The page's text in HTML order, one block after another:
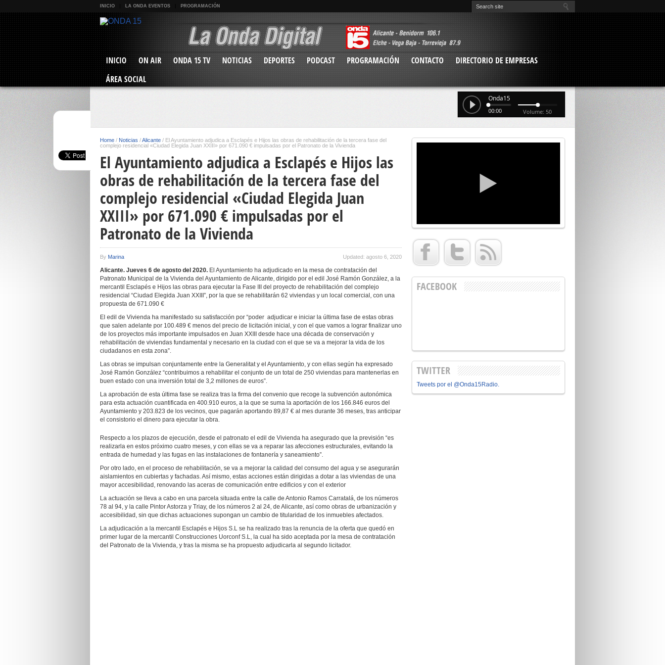
INICIO LA ONDA EVENTOS PROGRAMACIÓN
INICIO ON AIR ONDA 15 TV NOTICIAS DEPORTES PODCAST PROGRAMACIÓN CONTACTO
DIRECTORIO DE EMPRESAS
ÁREA SOCIAL
Onda15
00:00 Volume: 50
Home / Noticias /Alicante / El Ayuntamiento adjudica a Esclapés e Hijos las obras de rehabilitación de la tercera fase del
complejo residencial «Ciudad Elegida Juan XXIII» por 671.090 € impulsadas por el Patronato de la Vivienda
El Ayuntamiento adjudica a Esclapés e Hijos las
obras de rehabilitación de la tercera fase del
complejo residencial «Ciudad Elegida Juan
XXIII» por 671.090 € impulsadas por el
Patronato de la Vivienda
By Marina Updated: agosto 6, 2020
Alicante. Jueves 6 de agosto del 2020. El Ayuntamiento ha adjudicado en la mesa de contratación del
Patronato Municipal de la Vivienda del Ayuntamiento de Alicante, dirigido por el edil José Ramón González, a la
mercantil Esclapés e Hijos las obras para ejecutar la Fase III del proyecto de rehabilitación del complejo
residencial “Ciudad Elegida Juan XXIII”, por la que se rehabilitarán 62 viviendas y un local comercial, con una
propuesta de 671.090 €
El edil de Vivienda ha manifestado su satisfacción por “poder adjudicar e iniciar la última fase de estas obras
que salen adelante por 100.489 € menos del precio de licitación inicial, y con el que vamos a lograr finalizar uno
de los proyectos más importante impulsados en Juan XXIII desde hace una década de conservación y
rehabilitación de viviendas fundamental y necesario en la ciudad con el que se va a mejorar la vida de los
ciudadanos en esta zona”.
Las obras se impulsan conjuntamente entre la Generalitat y el Ayuntamiento, y con ellas según ha expresado
José Ramón González “contribuimos a rehabilitar el conjunto de un total de 250 viviendas para mantenerlas en
buen estado con una inversión total de 3,2 millones de euros”.
La aprobación de esta última fase se realiza tras la firma del convenio que recoge la subvención autonómica
para esta actuación cuantificada en 400.910 euros, a la que se suma la aportación de los 166.846 euros del
Ayuntamiento y 203.823 de los vecinos, que pagarán aportando 89,87 € al mes durante 36 meses, tras anticipar
el consistorio el dinero para ejecutar la obra.
Respecto a los plazos de ejecución, desde el patronato el edil de Vivienda ha asegurado que la previsión “es
realizarla en estos próximo cuatro meses, y con ellas se va a reparar las afecciones estructurales, evitando la
entrada de humedad y las fugas en las instalaciones de fontanería y saneamiento”.
Por otro lado, en el proceso de rehabilitación, se va a mejorar la calidad del consumo del agua y se asegurarán
aislamientos en cubiertas y fachadas. Así mismo, estas acciones están dirigidas a dotar a las viviendas de una
mayor accesibilidad, renovando las aceras de comunicación entre edificios y con el exterior
La actuación se lleva a cabo en una parcela situada entre la calle de Antonio Ramos Carratalá, de los números
78 al 94, y la calle Pintor Astorza y Triay, de los números 2 al 24, de Alicante, así como obras de urbanización y
accesibilidad, sin que dichas actuaciones supongan un cambio de titularidad de los inmuebles afectados.
La adjudicación a la mercantil Esclapés e Hijos S.L se ha realizado tras la renuncia de la oferta que quedó en
primer lugar de la mercantil Construcciones Uorconf S.L, la cual ha sido aceptada por la mesa de contratación
del Patronato de la Vivienda, y tras la misma se ha propuesto adjudicarla al segundo licitador.
FACEBOOK
TWITTER
Tweets por el @Onda15Radio.